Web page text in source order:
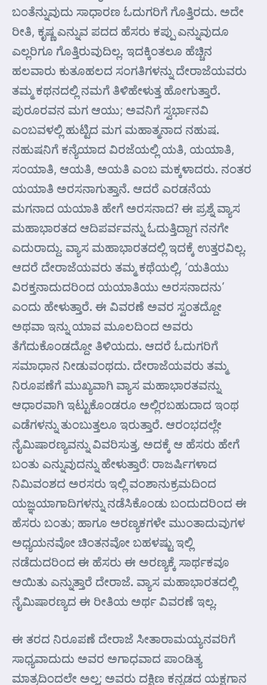
ಬಂತೆನ್ನುವುದು ಸಾಧಾರಣ ಓದುಗರಿಗೆ ಗೊತ್ತಿರದು. ಅದೇ
ರೀತಿ, ಕೃಷ್ಣ ಎನ್ನುವ ಪದದ ಹೆಸರು ಕಪ್ಪು ಎನ್ನುವುದೂ
ಎಲ್ಲರಿಗೂ ಗೊತ್ತಿರುವುದಿಲ್ಲ. ಇದಕ್ಕಿಂತಲೂ ಹೆಚ್ಚಿನ
ಹಲವಾರು ಕುತೂಹಲದ ಸಂಗತಿಗಳನ್ನು ದೇರಾಜೆಯವರು
ತಮ್ಮ ಕಥನದಲ್ಲಿ ನಮಗೆ ತಿಳಿಹೇಳುತ್ತ ಹೋಗುತ್ತಾರೆ.
ಪುರೂರವನ ಮಗ ಆಯು; ಅವನಿಗೆ ಸ್ವರ್ಭಾನವಿ
ಎಂಬವಳಲ್ಲಿ ಹುಟ್ಟಿದ ಮಗ ಮಹಾತ್ಮನಾದ ನಹುಷ.
ನಹುಷನಿಗೆ ಕನ್ಯೆಯಾದ ವಿರಜೆಯಲ್ಲಿ ಯತಿ, ಯಯಾತಿ,
ಸಂಯಾತಿ, ಆಯತಿ, ಅಯತಿ ಎಂಬ ಮಕ್ಕಳಾದರು. ನಂತರ
ಯಯಾತಿ ಅರಸನಾಗುತ್ತಾನೆ. ಆದರೆ ಎರಡನೆಯ
ಮಗನಾದ ಯಯಾತಿ ಹೇಗೆ ಅರಸನಾದ? ಈ ಪ್ರಶ್ನೆ ವ್ಯಾಸ
ಮಹಾಭಾರತದ ಆದಿಪರ್ವವನ್ನು ಓದುತ್ತಿದ್ದಾಗ ನನಗೇ
ಎದುರಾದ್ದು. ವ್ಯಾಸ ಮಹಾಭಾರತದಲ್ಲಿ ಇದಕ್ಕೆ ಉತ್ತರವಿಲ್ಲ.
ಆದರೆ ದೇರಾಜೆಯವರು ತಮ್ಮ ಕಥೆಯಲ್ಲಿ, ‘ಯತಿಯು
ವಿರಕ್ತನಾದುದರಿಂದ ಯಯಾತಿಯು ಅರಸನಾದನು’
ಎಂದು ಹೇಳುತ್ತಾರೆ. ಈ ವಿವರಣೆ ಅವರ ಸ್ವಂತದ್ದೋ
ಅಥವಾ ಇನ್ನು ಯಾವ ಮೂಲದಿಂದ ಅವರು
ತೆಗೆದುಕೊಂಡದ್ದೋ ತಿಳಿಯದು. ಆದರೆ ಓದುಗರಿಗೆ
ಸಮಾಧಾನ ನೀಡುವಂಥದು. ದೇರಾಜೆಯವರು ತಮ್ಮ
ನಿರೂಪಣೆಗೆ ಮುಖ್ಯವಾಗಿ ವ್ಯಾಸ ಮಹಾಭಾರತವನ್ನು
ಆಧಾರವಾಗಿ ಇಟ್ಟುಕೊಂಡರೂ ಅಲ್ಲಿರಬಹುದಾದ ಇಂಥ
ಎಡೆಗಳನ್ನು ತುಂಬುತ್ತಲೂ ಇರುತ್ತಾರೆ. ಆರಂಭದಲ್ಲೇ
ನೈಮಿಷಾರಣ್ಯವನ್ನು ವಿವರಿಸುತ್ತ, ಅದಕ್ಕೆ ಆ ಹೆಸರು ಹೇಗೆ
ಬಂತು ಎನ್ನುವುದನ್ನು ಹೇಳುತ್ತಾರೆ: ರಾಜರ್ಷಿಗಳಾದ
ನಿಮಿವಂಶದ ಅರಸರು ಇಲ್ಲಿ ವಂಶಾನುಕ್ರಮದಿಂದ
ಯಜ್ಞಯಾಗಾದಿಗಳನ್ನು ನಡೆಸಿಕೊಂಡು ಬಂದುದರಿಂದ ಈ
ಹೆಸರು ಬಂತು; ಹಾಗೂ ಅರಣ್ಯಕಗಳೇ ಮುಂತಾದುವುಗಳ
ಅಧ್ಯಯನವೋ ಚಿಂತನವೋ ಬಹಳಷ್ಟು ಇಲ್ಲಿ
ನಡೆದುದರಿಂದ ಈ ಹೆಸರು ಈ ಅರಣ್ಯಕ್ಕೆ ಸಾರ್ಥಕವೂ
ಆಯಿತು ಎನ್ನುತ್ತಾರೆ ದೇರಾಜೆ. ವ್ಯಾಸ ಮಹಾಭಾರತದಲ್ಲಿ
ನೈಮಿಷಾರಣ್ಯದ ಈ ರೀತಿಯ ಅರ್ಥ ವಿವರಣೆ ಇಲ್ಲ.
ಈ ತರದ ನಿರೂಪಣೆ ದೇರಾಜೆ ಸೀತಾರಾಮಯ್ಯನವರಿಗೆ
ಸಾಧ್ಯವಾದುದು ಅವರ ಅಗಾಧವಾದ ಪಾಂಡಿತ್ಯ
ಮಾತ್ರದಿಂದಲೇ ಅಲ್ಲ; ಅವರು ದಕ್ಷಿಣ ಕನ್ನಡದ ಯಕ್ಷಗಾನ